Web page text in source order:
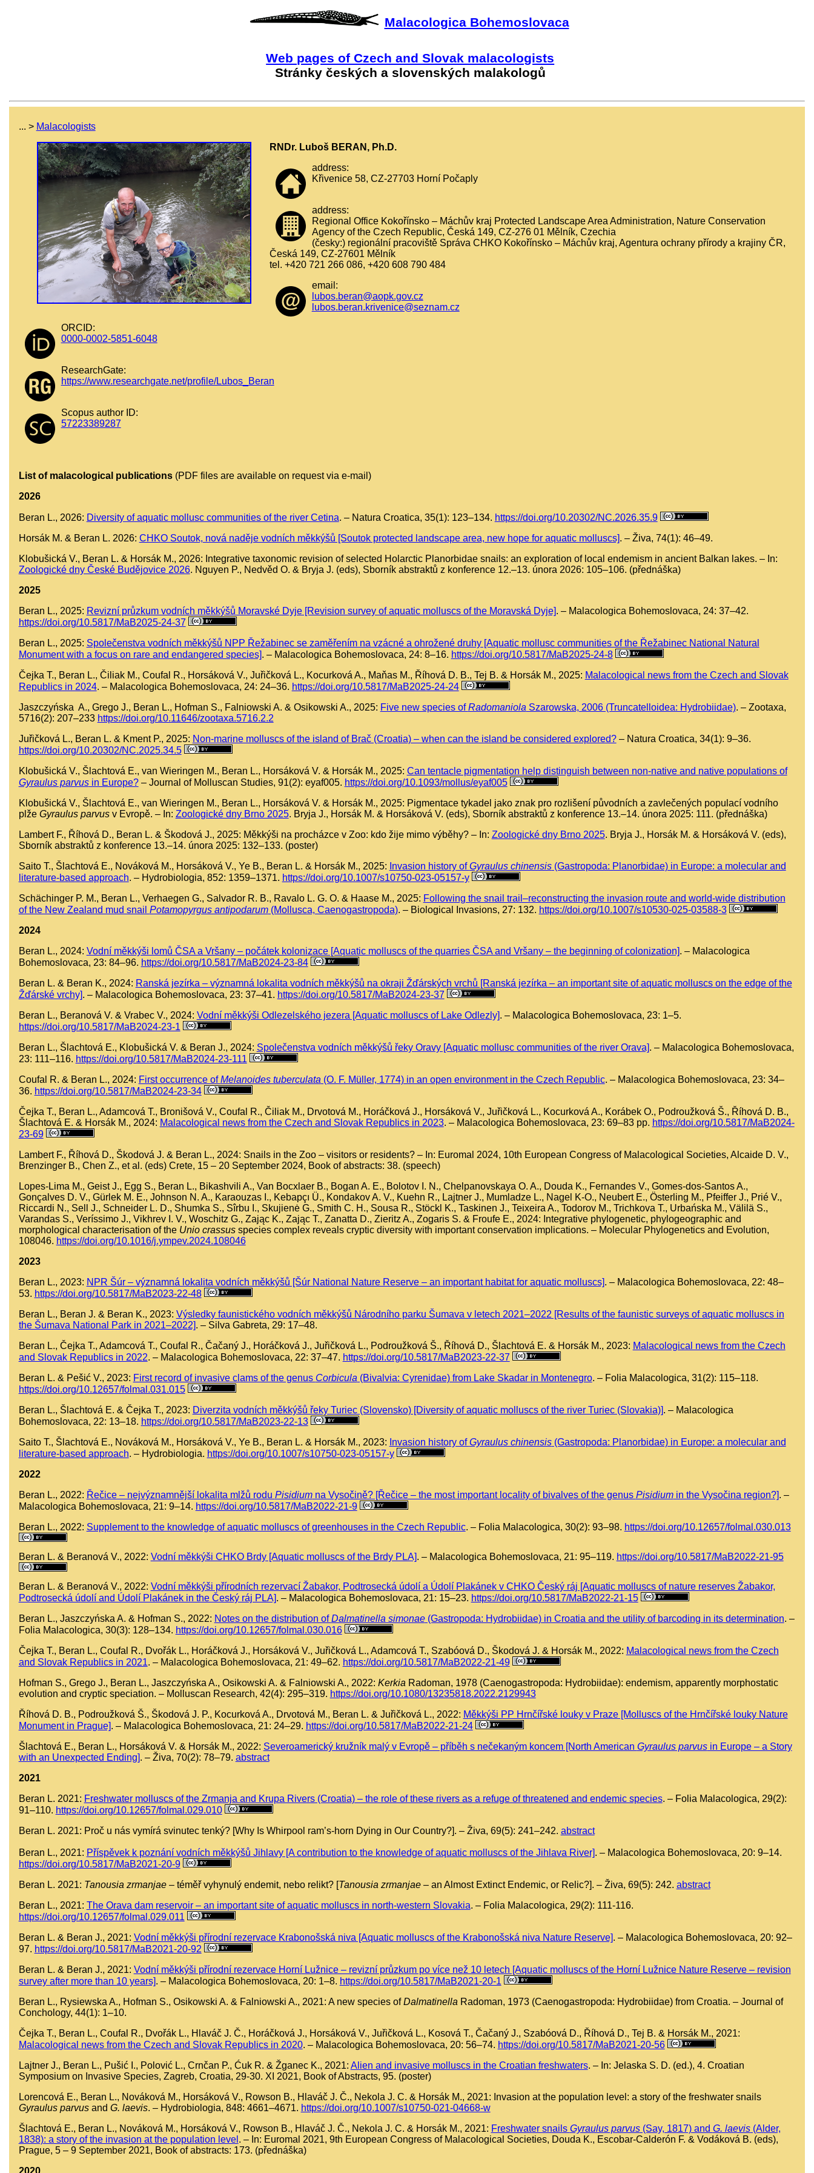
Malacologica Bohemoslovaca
Web pages of Czech and Slovak malacologists
Stránky českých a slovenských malakologů
... > Malacologists
RNDr. Luboš BERAN, Ph.D.
address:
Křivenice 58, CZ-27703 Horní Počaply
address:
Regional Office Kokořínsko – Máchův kraj Protected Landscape Area Administration, Nature Conservation
Agency of the Czech Republic, Česká 149, CZ-276 01 Mělník, Czechia
(česky:) regionální pracoviště Správa CHKO Kokořínsko – Máchův kraj, Agentura ochrany přírody a krajiny ČR,
Česká 149, CZ-27601 Mělník
tel. +420 721 266 086, +420 608 790 484
email:
lubos.beran@aopk.gov.cz
lubos.beran.krivenice@seznam.cz
ORCID:
0000-0002-5851-6048
ResearchGate:
https://www.researchgate.net/profile/Lubos_Beran
Scopus author ID:
57223389287
List of malacological publications(PDF files are available on request via e-mail)
2026
Beran L., 2026: Diversity of aquatic mollusc communities of the river Cetina. – Natura Croatica, 35(1): 123–134. https://doi.org/10.20302/NC.2026.35.9
Horsák M. & Beran L. 2026: CHKO Soutok, nová naděje vodních měkkýšů [Soutok protected landscape area, new hope for aquatic molluscs] . – Živa, 74(1): 46–49.
Klobušická V., Beran L. & Horsák M., 2026: Integrative taxonomic revision of selected Holarctic Planorbidae snails: an exploration of local endemism in ancient Balkan lakes. – In:
Zoologické dny České Budějovice 2026. Nguyen P., Nedvěd O. & Bryja J. (eds), Sborník abstraktů z konference 12.–13. února 2026: 105–106. (přednáška)
2025
Beran L., 2025: Revizní průzkum vodních měkkýšů Moravské Dyje [Revision survey of aquatic molluscs of the Moravská Dyje] . – Malacologica Bohemoslovaca, 24: 37–42.
https://doi.org/10.5817/MaB2025-24-37
Beran L., 2025: Společenstva vodních měkkýšů NPP Řežabinec se zaměřením na vzácné a ohrožené druhy [Aquatic mollusc communities of the Řežabinec National Natural
Monument with a focus on rare and endangered species] . – Malacologica Bohemoslovaca, 24: 8–16. https://doi.org/10.5817/MaB2025-24-8
Čejka T., Beran L., Čiliak M., Coufal R., Horsáková V., Juřičková L., Kocurková A., Maňas M., Říhová D. B., Tej B. & Horsák M., 2025: Malacological news from the Czech and Slovak
Republics in 2024. – Malacologica Bohemoslovaca, 24: 24–36. https://doi.org/10.5817/MaB2025-24-24
Jaszczyńska A., Grego J., Beran L., Hofman S., Falniowski A. & Osikowski A., 2025: Five new species ofRadomaniolaSzarowska, 2006 (Truncatelloidea: Hydrobiidae). – Zootaxa,
5716(2): 207–233 https://doi.org/10.11646/zootaxa.5716.2.2
Juřičková L., Beran L. & Kment P., 2025: Non-marine molluscs of the island of Brač (Croatia) – when can the island be considered explored?– Natura Croatica, 34(1): 9–36.
https://doi.org/10.20302/NC.2025.34.5
Klobušická V., Šlachtová E., van Wieringen M., Beran L., Horsáková V. & Horsák M., 2025: Can tentacle pigmentation help distinguish between non-native and native populations of
Gyraulus parvusin Europe?– Journal of Molluscan Studies, 91(2): eyaf005. https://doi.org/10.1093/mollus/eyaf005
Klobušická V., Šlachtová E., van Wieringen M., Beran L., Horsáková V. & Horsák M., 2025: Pigmentace tykadel jako znak pro rozlišení původních a zavlečených populací vodního
plže Gyraulus parvusv Evropě. – In: Zoologické dny Brno 2025. Bryja J., Horsák M. & Horsáková V. (eds), Sborník abstraktů z konference 13.–14. února 2025: 111. (přednáška)
Lambert F., Říhová D., Beran L. & Škodová J., 2025: Měkkýši na procházce v Zoo: kdo žije mimo výběhy? – In: Zoologické dny Brno 2025. Bryja J., Horsák M. & Horsáková V. (eds),
Sborník abstraktů z konference 13.–14. února 2025: 132–133. (poster)
Saito T., Šlachtová E., Nováková M., Horsáková V., Ye B., Beran L. & Horsák M., 2025: Invasion history ofGyraulus chinensis(Gastropoda: Planorbidae) in Europe: a molecular and
literature-based approach. – Hydrobiologia, 852: 1359–1371. https://doi.org/10.1007/s10750-023-05157-y
Schächinger P. M., Beran L., Verhaegen G., Salvador R. B., Ravalo L. G. O. & Haase M., 2025: Following the snail trail–reconstructing the invasion route and world-wide distribution
of the New Zealand mud snail Potamopyrgus antipodarum(Mollusca, Caenogastropoda). – Biological Invasions, 27: 132. https://doi.org/10.1007/s10530-025-03588-3
2024
Beran L., 2024: Vodní měkkýši lomů ČSA a Vršany – počátek kolonizace [Aquatic molluscs of the quarries ČSA and Vršany – the beginning of colonization] . – Malacologica
Bohemoslovaca, 23: 84–96. https://doi.org/10.5817/MaB2024-23-84
Beran L. & Beran K., 2024: Ranská jezírka – významná lokalita vodních měkkýšů na okraji Žďárských vrchů [Ranská jezírka – an important site of aquatic molluscs on the edge of the
Žďárské vrchy] . – Malacologica Bohemoslovaca, 23: 37–41. https://doi.org/10.5817/MaB2024-23-37
Beran L., Beranová V. & Vrabec V., 2024: Vodní měkkýši Odlezelského jezera [Aquatic molluscs of Lake Odlezly] . – Malacologica Bohemoslovaca, 23: 1–5.
https://doi.org/10.5817/MaB2024-23-1
Beran L., Šlachtová E., Klobušická V. & Beran J., 2024: Společenstva vodních měkkýšů řeky Oravy [Aquatic mollusc communities of the river Orava] . – Malacologica Bohemoslovaca,
23: 111–116. https://doi.org/10.5817/MaB2024-23-111
Coufal R. & Beran L., 2024: First occurrence ofMelanoides tuberculata(O. F. Müller, 1774) in an open environment in the Czech Republic. – Malacologica Bohemoslovaca, 23: 34–
36. https://doi.org/10.5817/MaB2024-23-34
Čejka T., Beran L., Adamcová T., Bronišová V., Coufal R., Čiliak M., Drvotová M., Horáčková J., Horsáková V., Juřičková L., Kocurková A., Korábek O., Podroužková Š., Říhová D. B.,
Šlachtová E. & Horsák M., 2024: Malacological news from the Czech and Slovak Republics in 2023. – Malacologica Bohemoslovaca, 23: 69–83 pp. https://doi.org/10.5817/MaB2024-
23-69
Lambert F., Říhová D., Škodová J. & Beran L., 2024: Snails in the Zoo – visitors or residents? – In: Euromal 2024, 10th European Congress of Malacological Societies, Alcaide D. V.,
Brenzinger B., Chen Z., et al. (eds) Crete, 15 – 20 September 2024, Book of abstracts: 38. (speech)
Lopes-Lima M., Geist J., Egg S., Beran L., Bikashvili A., Van Bocxlaer B., Bogan A. E., Bolotov I. N., Chelpanovskaya O. A., Douda K., Fernandes V., Gomes-dos-Santos A.,
Gonçalves D. V., Gürlek M. E., Johnson N. A., Karaouzas I., Kebapçı Ü., Kondakov A. V., Kuehn R., Lajtner J., Mumladze L., Nagel K-O., Neubert E., Österling M., Pfeiffer J., Prié V.,
Riccardi N., Sell J., Schneider L. D., Shumka S., Sîrbu I., Skujienė G., Smith C. H., Sousa R., Stöckl K., Taskinen J., Teixeira A., Todorov M., Trichkova T., Urbańska M., Välilä S.,
Varandas S., Veríssimo J., Vikhrev I. V., Woschitz G., Zając K., Zając T., Zanatta D., Zieritz A., Zogaris S. & Froufe E., 2024: Integrative phylogenetic, phylogeographic and
morphological characterisation of the Unio crassusspecies complex reveals cryptic diversity with important conservation implications. – Molecular Phylogenetics and Evolution,
108046. https://doi.org/10.1016/j.ympev.2024.108046
2023
Beran L., 2023: NPR Šúr – významná lokalita vodních měkkýšů [Šúr National Nature Reserve – an important habitat for aquatic molluscs] . – Malacologica Bohemoslovaca, 22: 48–
53. https://doi.org/10.5817/MaB2023-22-48
Beran L., Beran J. & Beran K., 2023: Výsledky faunistického vodních měkkýšů Národního parku Šumava v letech 2021–2022 [Results of the faunistic surveys of aquatic molluscs in
the Šumava National Park in 2021–2022] . – Silva Gabreta, 29: 17–48.
Beran L., Čejka T., Adamcová T., Coufal R., Čačaný J., Horáčková J., Juřičková L., Podroužková Š., Říhová D., Šlachtová E. & Horsák M., 2023: Malacological news from the Czech
and Slovak Republics in 2022. – Malacologica Bohemoslovaca, 22: 37–47. https://doi.org/10.5817/MaB2023-22-37
Beran L. & Pešić V., 2023: First record of invasive clams of the genus Corbicula(Bivalvia: Cyrenidae) from Lake Skadar in Montenegro. – Folia Malacologica, 31(2): 115–118.
https://doi.org/10.12657/folmal.031.015
Beran L., Šlachtová E. & Čejka T., 2023: Diverzita vodních měkkýšů řeky Turiec (Slovensko) [Diversity of aquatic molluscs of the river Turiec (Slovakia)] . – Malacologica
Bohemoslovaca, 22: 13–18. https://doi.org/10.5817/MaB2023-22-13
Saito T., Šlachtová E., Nováková M., Horsáková V., Ye B., Beran L. & Horsák M., 2023: Invasion history ofGyraulus chinensis(Gastropoda: Planorbidae) in Europe: a molecular and
literature-based approach. – Hydrobiologia. https://doi.org/10.1007/s10750-023-05157-y
2022
Beran L., 2022: Řečice – nejvýznamnější lokalita mlžů rodu Pisidiumna Vysočině? [Řečice – the most important locality of bivalves of the genus Pisidiumin the Vysočina region?] . –
Malacologica Bohemoslovaca, 21: 9–14. https://doi.org/10.5817/MaB2022-21-9
Beran L., 2022: Supplement to the knowledge of aquatic molluscs of greenhouses in the Czech Republic. – Folia Malacologica, 30(2): 93–98. https://doi.org/10.12657/folmal.030.013
Beran L. & Beranová V., 2022: Vodní měkkýši CHKO Brdy [Aquatic molluscs of the Brdy PLA] . – Malacologica Bohemoslovaca, 21: 95–119. https://doi.org/10.5817/MaB2022-21-95
Beran L. & Beranová V., 2022: Vodní měkkýši přírodních rezervací Žabakor, Podtrosecká údolí a Údolí Plakánek v CHKO Český ráj [Aquatic molluscs of nature reserves Žabakor,
Podtrosecká údolí and Údolí Plakánek in the Český ráj PLA] . – Malacologica Bohemoslovaca, 21: 15–23. https://doi.org/10.5817/MaB2022-21-15
Beran L., Jaszczyńska A. & Hofman S., 2022: Notes on the distribution ofDalmatinella simonae(Gastropoda: Hydrobiidae) in Croatia and the utility of barcoding in its determination. –
Folia Malacologica, 30(3): 128–134. https://doi.org/10.12657/folmal.030.016
Čejka T., Beran L., Coufal R., Dvořák L., Horáčková J., Horsáková V., Juřičková L., Adamcová T., Szabóová D., Škodová J. & Horsák M., 2022: Malacological news from the Czech
and Slovak Republics in 2021. – Malacologica Bohemoslovaca, 21: 49–62. https://doi.org/10.5817/MaB2022-21-49
Hofman S., Grego J., Beran L., Jaszczyńska A., Osikowski A. & Falniowski A., 2022: KerkiaRadoman, 1978 (Caenogastropoda: Hydrobiidae): endemism, apparently morphostatic
evolution and cryptic speciation. – Molluscan Research, 42(4): 295–319. https://doi.org/10.1080/13235818.2022.2129943
Říhová D. B., Podroužková Š., Škodová J. P., Kocurková A., Drvotová M., Beran L. & Juřičková L., 2022: Měkkýši PP Hrnčířské louky v Praze [Molluscs of the Hrnčířské louky Nature
Monument in Prague] . – Malacologica Bohemoslovaca, 21: 24–29. https://doi.org/10.5817/MaB2022-21-24
Šlachtová E., Beran L., Horsáková V. & Horsák M., 2022: Severoamerický kružník malý v Evropě – příběh s nečekaným koncem [North American Gyraulus parvusin Europe – a Story
with an Unexpected Ending] . – Živa, 70(2): 78–79. abstract
2021
Beran L. 2021: Freshwater molluscs of the Zrmanja and Krupa Rivers (Croatia) – the role of these rivers as a refuge of threatened and endemic species. – Folia Malacologica, 29(2):
91–110. https://doi.org/10.12657/folmal.029.010
Beran L. 2021: Proč u nás vymírá svinutec tenký? [Why Is Whirpool ram’s-horn Dying in Our Country?]. – Živa, 69(5): 241–242. abstract
Beran L., 2021: Příspěvek k poznání vodních měkkýšů Jihlavy [A contribution to the knowledge of aquatic molluscs of the Jihlava River] . – Malacologica Bohemoslovaca, 20: 9–14.
https://doi.org/10.5817/MaB2021-20-9
Beran L. 2021: Tanousia zrmanjae– téměř vyhynulý endemit, nebo relikt? [ Tanousia zrmanjae– an Almost Extinct Endemic, or Relic?]. – Živa, 69(5): 242. abstract
Beran L., 2021: The Orava dam reservoir – an important site of aquatic molluscs in north-western Slovakia. – Folia Malacologica, 29(2): 111-116.
https://doi.org/10.12657/folmal.029.011
Beran L. & Beran J., 2021: Vodní měkkýši přírodní rezervace Krabonošská niva [Aquatic molluscs of the Krabonošská niva Nature Reserve] . – Malacologica Bohemoslovaca, 20: 92–
97. https://doi.org/10.5817/MaB2021-20-92
Beran L. & Beran J., 2021: Vodní měkkýši přírodní rezervace Horní Lužnice – revizní průzkum po více než 10 letech [Aquatic molluscs of the Horní Lužnice Nature Reserve – revision
survey after more than 10 years] . – Malacologica Bohemoslovaca, 20: 1–8. https://doi.org/10.5817/MaB2021-20-1
Beran L., Rysiewska A., Hofman S., Osikowski A. & Falniowski A., 2021: A new species ofDalmatinellaRadoman, 1973 (Caenogastropoda: Hydrobiidae) from Croatia. – Journal of
Conchology, 44(1): 1–10.
Čejka T., Beran L., Coufal R., Dvořák L., Hlaváč J. Č., Horáčková J., Horsáková V., Juřičková L., Kosová T., Čačaný J., Szabóová D., Říhová D., Tej B. & Horsák M., 2021:
Malacological news from the Czech and Slovak Republics in 2020. – Malacologica Bohemoslovaca, 20: 56–74. https://doi.org/10.5817/MaB2021-20-56
Lajtner J., Beran L., Pušić I., Polović L., Crnčan P., Ćuk R. & Žganec K., 2021: Alien and invasive molluscs in the Croatian freshwaters. – In: Jelaska S. D. (ed.), 4. Croatian
Symposium on Invasive Species, Zagreb, Croatia, 29-30. XI 2021, Book of Abstracts, 95. (poster)
Lorencová E., Beran L., Nováková M., Horsáková V., Rowson B., Hlaváč J. Č., Nekola J. C. & Horsák M., 2021: Invasion at the population level: a story of the freshwater snails
Gyraulus parvusand G. laevis. – Hydrobiologia, 848: 4661–4671. https://doi.org/10.1007/s10750-021-04668-w
Šlachtová E., Beran L., Nováková M., Horsáková V., Rowson B., Hlaváč J. Č., Nekola J. C. & Horsák M., 2021: Freshwater snails Gyraulus parvus(Say, 1817) and G. laevis(Alder,
1838): a story of the invasion at the population level . – In: Euromal 2021, 9th European Congress of Malacological Societies, Douda K., Escobar-Calderón F. & Vodáková B. (eds),
Prague, 5 – 9 September 2021, Book of abstracts: 173. (přednáška)